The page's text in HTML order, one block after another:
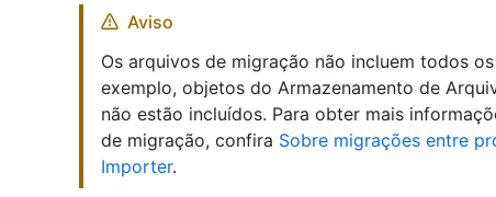
Aviso
Os arquivos de migração não incluem todos
exemplo, objetos do Armazenamento de
não estão incluídos. Para obter mais
de migração, confira Sobre migrações entre
Importer.